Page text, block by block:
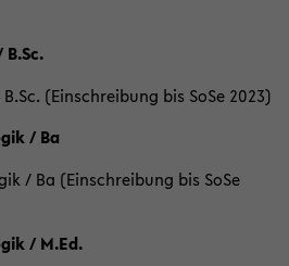
(Einschreibung bis SoSe 2023)
/ Ba
/ Ba (Einschreibung bis SoSe
/ M.Ed.